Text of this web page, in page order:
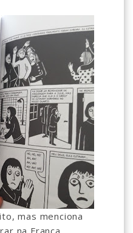
mas menciona
na França.